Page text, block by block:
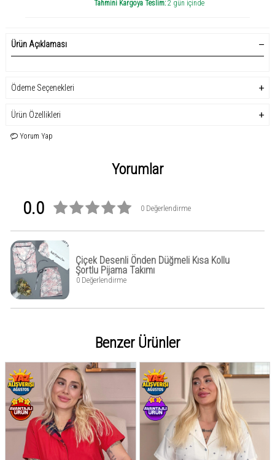
Tahmini Kargoya Teslim:2 gün içinde
Ürün Açıklaması
Ödeme Seçenekleri
Ürün Özellikleri
Yorum Yap
Yorumlar
0.0 0 Değerlendirme
Çiçek Desenli Önden Düğmeli Kısa Kollu
Şortlu Pijama Takımı
0 Değerlendirme
Benzer Ürünler